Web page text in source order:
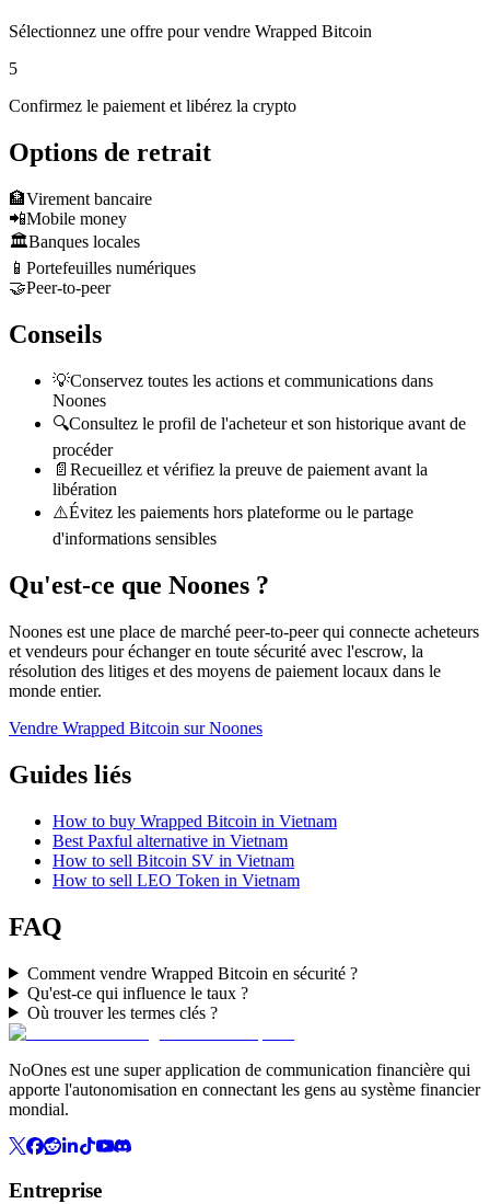
Sélectionnez une offre pour vendre Wrapped Bitcoin
5
Confirmez le paiement et libérez la crypto
Options de retrait
🏦Virement bancaire
📲Mobile money
🏛️Banques locales
📱 Portefeuilles numériques
🤝Peer-to-peer
Conseils
💡Conservez toutes les actions et communications dans
Noones
🔍Consultez le profil de l'acheteur et son historique avant de
procéder
📄 Recueillez et vérifiez la preuve de paiement avant la
libération
⚠️Évitez les paiements hors plateforme ou le partage
d'informations sensibles
Qu'est-ce que Noones ?
Noones est une place de marché peer-to-peer qui connecte acheteurs
et vendeurs pour échanger en toute sécurité avec l'escrow, la
résolution des litiges et des moyens de paiement locaux dans le
monde entier.
Vendre Wrapped Bitcoin sur Noones
Guides liés
How to buy Wrapped Bitcoin in Vietnam
Best Paxful alternative in Vietnam
How to sell Bitcoin SV in Vietnam
How to sell LEO Token in Vietnam
FAQ
Comment vendre Wrapped Bitcoin en sécurité ?
Qu'est-ce qui influence le taux ?
Où trouver les termes clés ?
NoOnes est une super application de communication financière qui
apporte l'autonomisation en connectant les gens au système financier
mondial.
Entreprise